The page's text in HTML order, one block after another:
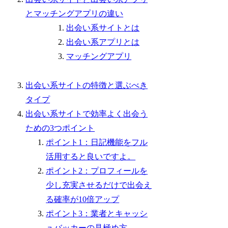
とマッチングアプリの違い
出会い系サイトとは
出会い系アプリとは
マッチングアプリ
出会い系サイトの特徴と選ぶべき
タイプ
出会い系サイトで効率よく出会う
ための3つポイント
ポイント1：日記機能をフル
活用すると良いですよ。
ポイント2：プロフィールを
少し充実させるだけで出会え
る確率が10倍アップ
ポイント3：業者とキャッシ